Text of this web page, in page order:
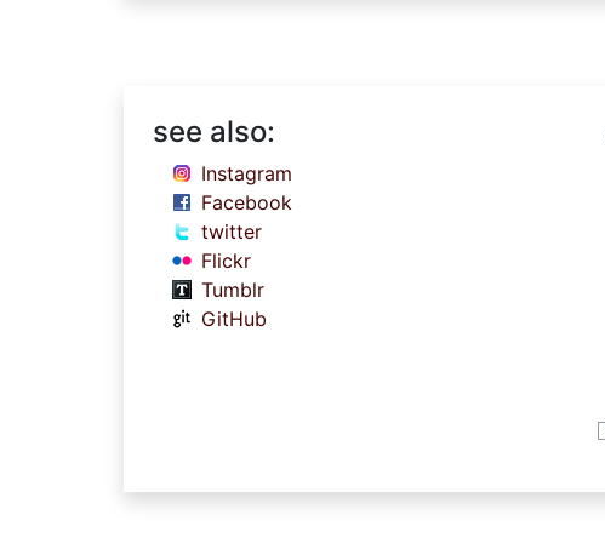
see also:
Instagram
Facebook
twitter
Flickr
Tumblr
GitHub